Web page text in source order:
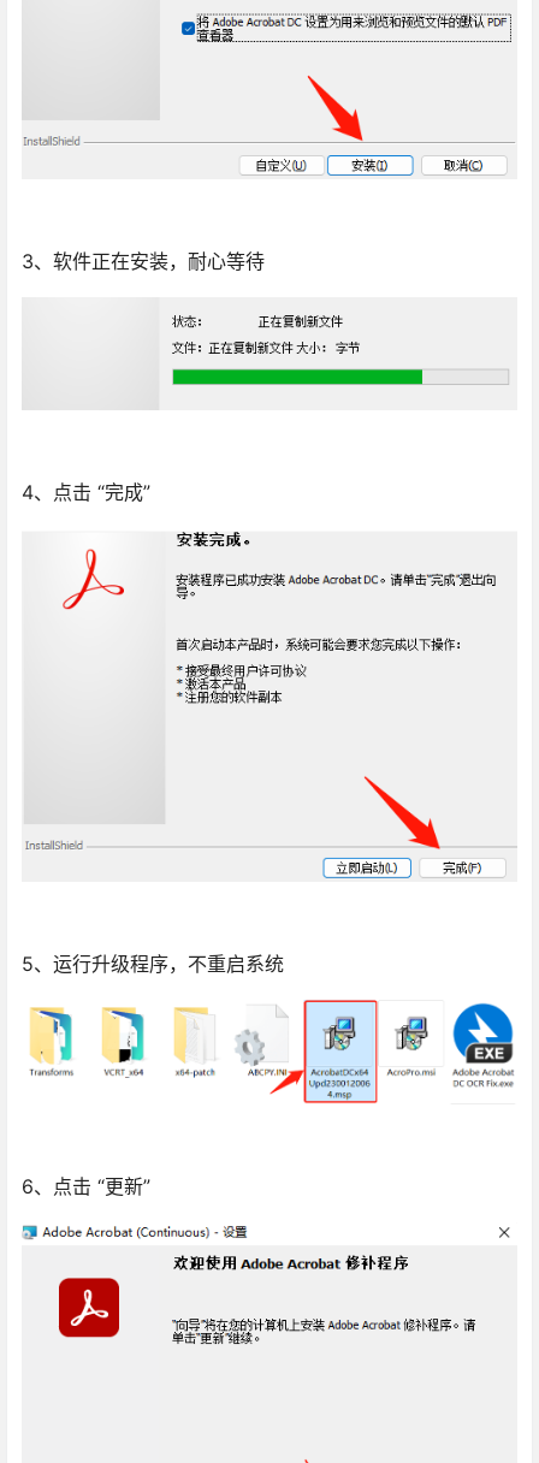
3、软件正在安装，耐心等待
4、点击 “完成”
5、运行升级程序，不重启系统
6、点击 “更新”